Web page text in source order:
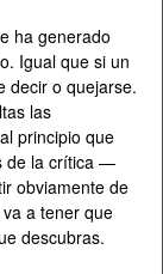
ha generado
Igual que si un
decir o quejarse.
las
principio que
de la crítica —
obviamente de
a tener que
descubras.